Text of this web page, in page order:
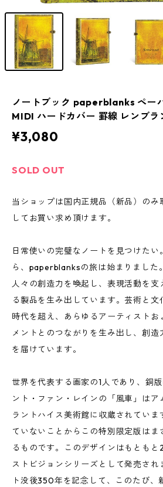
ノートブック paperblanks ペー
MIDI ハードカバー 罫線 レンブ
¥3,080
SOLD OUT
当ショップは国内正規品（新品）のみ
してお買い求め頂けます。
日常使いの完璧なノートを見つけたい
ら、paperblanksの旅は始まりました
人々の創造力を喚起し、表現活動を支
る製品を生み出しています。芸術と文
時代を超え、あらゆるアーティストお
メントとのつながりを生み出し、創
を届けています。
世界を代表する画家の1人であり、銅
ント・ファン・レインの「風車」は
ラントハイス美術館に収蔵されていま
ていないことからこの特別限定版はま
るものです。このデザインはもとも
ストビジョンシリーズとして発売され
ト没後350年を記念して、このたび、